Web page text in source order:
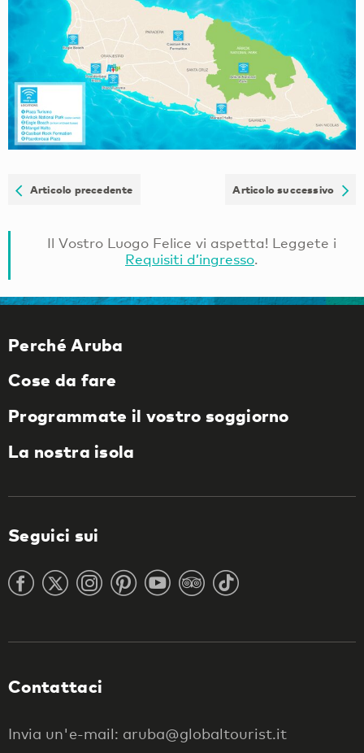
Articolo precedente Articolo successivo
Il Vostro Luogo Felice vi aspetta! Leggete i
Requisiti d’ingresso.
Perché Aruba
Cose da fare
Programmate il vostro soggiorno
La nostra isola
Seguici sui
Contattaci
Invia un'e-mail: aruba@globaltourist.it